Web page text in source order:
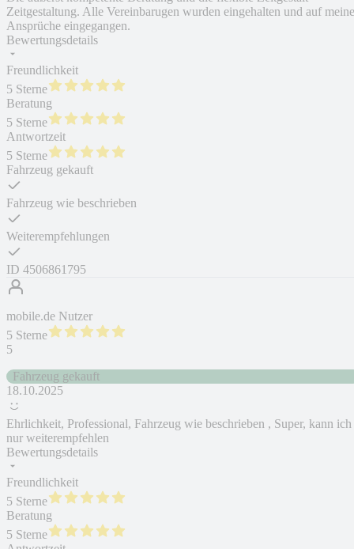
Zeitgestaltung. Alle Vereinbarugen wurden eingehalten und auf meine
Ansprüche eingegangen.
Bewertungsdetails
Freundlichkeit
5 Sterne
Beratung
5 Sterne
Antwortzeit
5 Sterne
Fahrzeug gekauft
Fahrzeug wie beschrieben
Weiterempfehlungen
ID 4506861795
mobile.de Nutzer
5 Sterne
5
Fahrzeug gekauft
18.10.2025
Ehrlichkeit, Professional, Fahrzeug wie beschrieben , Super, kann ich
nur weiterempfehlen
Bewertungsdetails
Freundlichkeit
5 Sterne
Beratung
5 Sterne